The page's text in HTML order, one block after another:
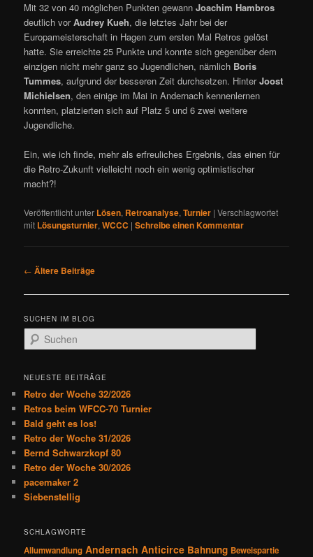
Mit 32 von 40 möglichen Punkten gewannJoachim Hambros
deutlich vorAudrey Kueh, die letztes Jahr bei der
Europameisterschaft in Hagen zum ersten Mal Retros gelöst
hatte. Sie erreichte 25 Punkte und konnte sich gegenüber dem
einzigen nicht mehr ganz so Jugendlichen, nämlich Boris
Tummes, aufgrund der besseren Zeit durchsetzen. HinterJoost
Michielsen, den einige im Mai in Andernach kennenlernen
konnten, platzierten sich auf Platz 5 und 6 zwei weitere
Jugendliche.
Ein, wie ich finde, mehr als erfreuliches Ergebnis, das einen für
die Retro-Zukunft vielleicht noch ein wenig optimistischer
macht?!
Veröffentlicht unter Lösen, Retroanalyse,Turnier |Verschlagwortet
mit Lösungsturnier,WCCC |Schreibe einen Kommentar
B
i
t
r
s
a
v
i
g
a
t
i
o
← Ältere Beiträge
SUCHEN IM BLOG
u
h
n
NEUESTE BEITRÄGE
Retro der Woche 32/2026
Retros beim WFCC-70 Turnier
Bald geht es los!
Retro der Woche 31/2026
Bernd Schwarzkopf 80
Retro der Woche 30/2026
pacemaker 2
Siebenstellig
SCHLAGWORTE
Allumwandlung Andernach Anticirce Bahnung Beweispartie